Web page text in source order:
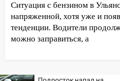
России
19:12 В Ульяновской
руководителя частной
наказали за
Ситуация с бензином в
напряженной, хотя уже и
тенденции. Водители
можно заправиться, а